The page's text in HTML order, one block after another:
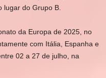
lugar do Grupo B.
da Europa de 2025, no
com Itália, Espanha e
02 a 27 de julho, na